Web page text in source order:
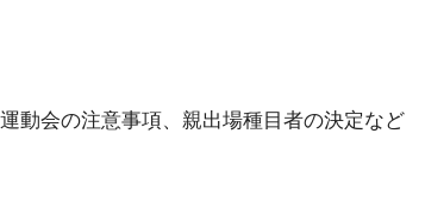
動会の注意事項、親出場種目者の決定など